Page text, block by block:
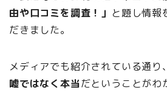
由や口コミを調査！」 と題し情報
だきました。
メディアでも紹介されている通り、
嘘ではなく本当だということがわ